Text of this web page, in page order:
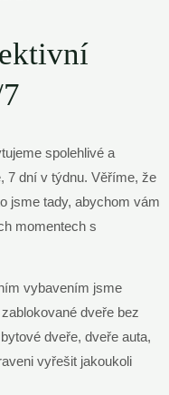
spolehlivé a
7 dní v týdnu. Věříme, že
jsme tady, abychom vám
momentech s
vybavením jsme
dveře bez
dveře, dveře auta,
vyřešit jakoukoli